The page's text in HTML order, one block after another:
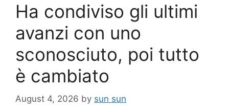
Ha condiviso gli ultimi
avanzi con uno
sconosciuto, poi tutto
è cambiato
August 4, 2026 by sun sun